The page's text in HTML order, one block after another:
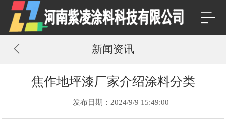
新闻资讯
焦作地坪漆厂家介绍涂料分类
发布日期：2024/9/9 15:49:00